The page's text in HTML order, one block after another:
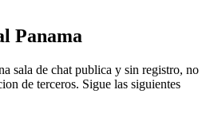
Panama
sala de chat publica y sin registro, no
de terceros. Sigue las siguientes